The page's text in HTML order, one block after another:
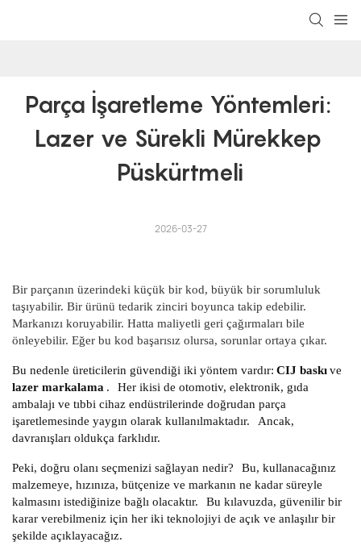
Parça İşaretleme Yöntemleri:
Lazer ve Sürekli Mürekkep
Püskürtmeli
2026-03-27
Bir parçanın üzerindeki küçük bir kod, büyük bir sorumluluk
taşıyabilir. Bir ürünü tedarik zinciri boyunca takip edebilir.
Markanızı koruyabilir. Hatta maliyetli geri çağırmaları bile
önleyebilir. Eğer bu kod başarısız olursa, sorunlar ortaya çıkar.
Bu nedenle üreticilerin güvendiği iki yöntem vardır: CIJ baskıve
lazer markalama .
Her ikisi de otomotiv, elektronik, gıda
ambalajı ve tıbbi cihaz endüstrilerinde doğrudan parça
işaretlemesinde yaygın olarak kullanılmaktadır.
Ancak,
davranışları oldukça farklıdır.
Peki, doğru olanı seçmenizi sağlayan nedir?
Bu, kullanacağınız
malzemeye, hızınıza, bütçenize ve markanın ne kadar süreyle
kalmasını istediğinize bağlı olacaktır.
Bu kılavuzda, güvenilir bir
karar verebilmeniz için her iki teknolojiyi de açık ve anlaşılır bir
şekilde açıklayacağız.